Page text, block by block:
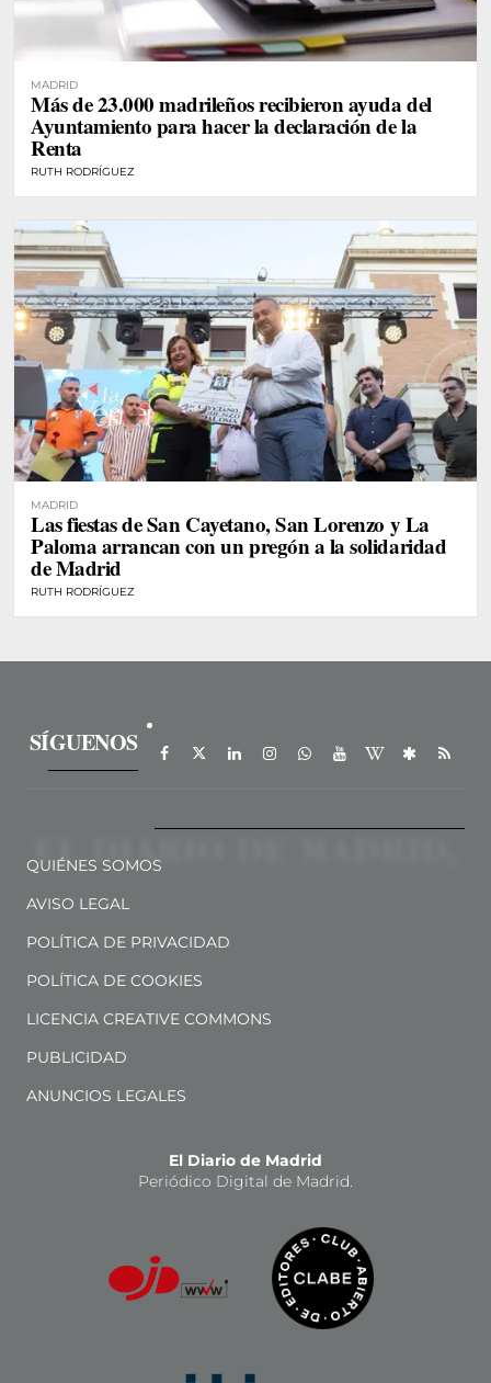
MADRID
Más de 23.000 madrileños recibieron ayuda del
Ayuntamiento para hacer la declaración de la
Renta
RUTH RODRÍGUEZ
MADRID
Las fiestas de San Cayetano, San Lorenzo y La
Paloma arrancan con un pregón a la solidaridad
de Madrid
RUTH RODRÍGUEZ
SÍGUENOS
QUIÉNES SOMOS
AVISO LEGAL
POLÍTICA DE PRIVACIDAD
POLÍTICA DE COOKIES
LICENCIA CREATIVE COMMONS
PUBLICIDAD
ANUNCIOS LEGALES
El Diario de Madrid
Periódico Digital de Madrid.